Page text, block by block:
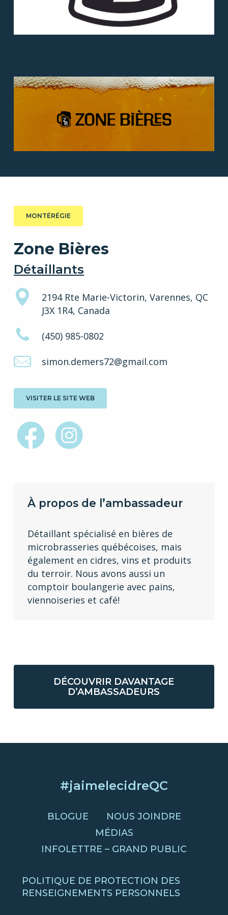
MONTÉRÉGIE
Zone Bières
Détaillants
2194 Rte Marie-Victorin, Varennes, QC
J3X 1R4, Canada
(450) 985-0802
simon.demers72@gmail.com
VISITER LE SITE WEB
À propos de l’ambassadeur
Détaillant spécialisé en bières de
microbrasseries québécoises, mais
également en cidres, vins et produits
du terroir. Nous avons aussi un
comptoir boulangerie avec pains,
viennoiseries et café!
DÉCOUVRIR DAVANTAGE
D’AMBASSADEURS
#jaimelecidreQC
BLOGUE
NOUS JOINDRE
MÉDIAS
INFOLETTRE – GRAND PUBLIC
POLITIQUE DE PROTECTION DES
RENSEIGNEMENTS PERSONNELS